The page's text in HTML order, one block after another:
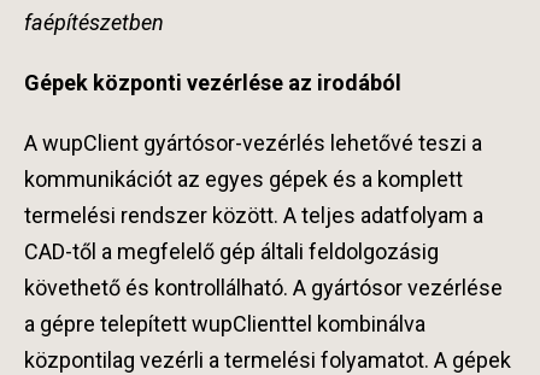
faépítészetben
Gépek központi vezérlése az irodából
A wupClient gyártósor-vezérlés lehetővé teszi a
kommunikációt az egyes gépek és a komplett
termelési rendszer között. A teljes adatfolyam a
CAD-től a megfelelő gép általi feldolgozásig
követhető és kontrollálható. A gyártósor vezérlése
a gépre telepített wupClienttel kombinálva
központilag vezérli a termelési folyamatot. A gépek